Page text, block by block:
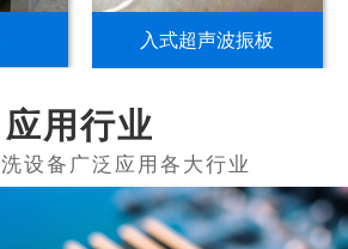
入式超声波振板
应用行业